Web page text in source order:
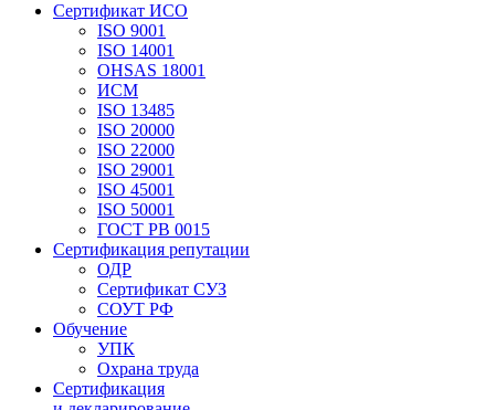
Сертификат ИСО
ISO 9001
ISO 14001
OHSAS 18001
ИСМ
ISO 13485
ISO 20000
ISO 22000
ISO 29001
ISO 45001
ISO 50001
ГОСТ РВ 0015
Сертификация репутации
ОДР
Сертификат СУЗ
СОУТ РФ
Обучение
УПК
Охрана труда
Сертификация